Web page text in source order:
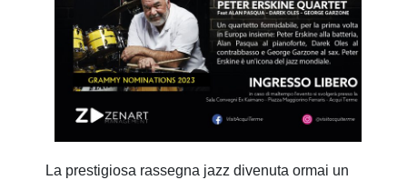
La prestigiosa rassegna jazz divenuta ormai un